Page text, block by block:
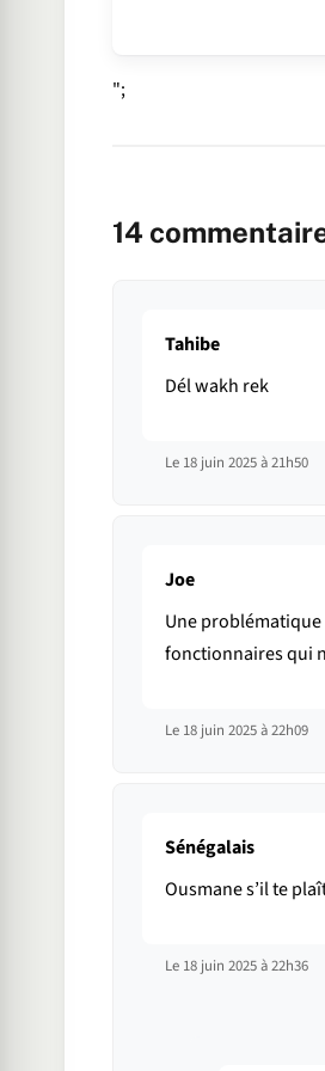
";
14
Tahibe
Dél wakh rek
Le 18 juin 2025 à 21h50
Joe
Une
fonctionnaires qui
Le 18 juin 2025 à 22h09
Sénégalais
Ousmane s’il te
Le 18 juin 2025 à 22h36